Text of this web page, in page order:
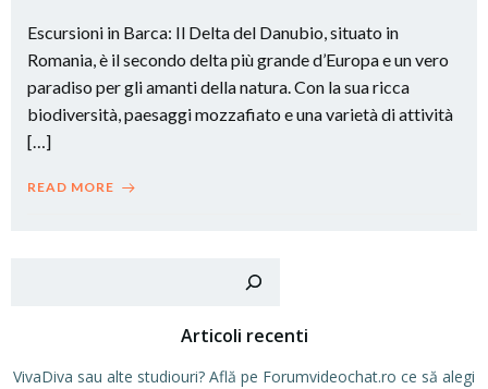
Escursioni in Barca: Il Delta del Danubio, situato in
Romania, è il secondo delta più grande d’Europa e un vero
paradiso per gli amanti della natura. Con la sua ricca
biodiversità, paesaggi mozzafiato e una varietà di attività
[…]
READ MORE
Articoli recenti
VivaDiva sau alte studiouri? Află pe Forumvideochat.ro ce să alegi